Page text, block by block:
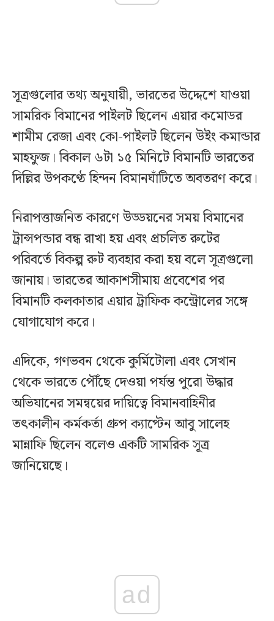
সূত্রগুলোর তথ্য অনুযায়ী, ভারতের উদ্দেশে যাওয়া
সামরিক বিমানের পাইলট ছিলেন এয়ার কমোডর
শামীম রেজা এবং কো-পাইলট ছিলেন উইং কমান্ডার
মাহফুজ। বিকাল ৬টা ১৫ মিনিটে বিমানটি ভারতের
দিল্লির উপকণ্ঠে হিন্দন বিমানঘাঁটিতে অবতরণ করে।
নিরাপত্তাজনিত কারণে উড্ডয়নের সময় বিমানের
ট্রান্সপন্ডার বন্ধ রাখা হয় এবং প্রচলিত রুটের
পরিবর্তে বিকল্প রুট ব্যবহার করা হয় বলে সূত্রগুলো
জানায়। ভারতের আকাশসীমায় প্রবেশের পর
বিমানটি কলকাতার এয়ার ট্রাফিক কন্ট্রোলের সঙ্গে
যোগাযোগ করে।
এদিকে, গণভবন থেকে কুর্মিটোলা এবং সেখান
থেকে ভারতে পৌঁছে দেওয়া পর্যন্ত পুরো উদ্ধার
অভিযানের সমন্বয়ের দায়িত্বে বিমানবাহিনীর
তৎকালীন কর্মকর্তা গ্রুপ ক্যাপ্টেন আবু সালেহ
মান্নাফি ছিলেন বলেও একটি সামরিক সূত্র
জানিয়েছে।
ad